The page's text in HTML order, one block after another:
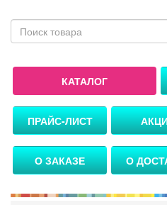
КАТАЛОГ
ПРАЙС-ЛИСТ
О ЗАКАЗЕ О